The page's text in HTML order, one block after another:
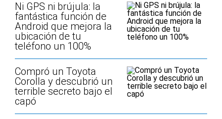
Ni GPS ni brújula: la
fantástica función de
Android que mejora la
ubicación de tu
teléfono un 100%
Compró un Toyota
Corolla y descubrió un
terrible secreto bajo el
capó